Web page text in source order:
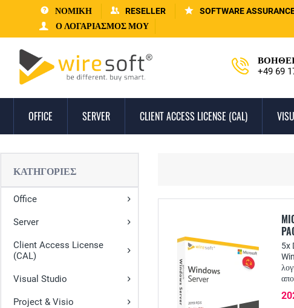
ΝΟΜΙΚΗ RESELLER SOFTWARE
Ο ΛΟΓΑΡΙΑΣΜΌΣ ΜΟΥ
+49 69
OFFICE SERVER CLIENT ACCESS LICENSE (CAL)
ΚΑΤΗΓΟΡΊΕΣ
Office
Server
Client Access License
(CAL)
Visual Studio
Project & Visio
5x